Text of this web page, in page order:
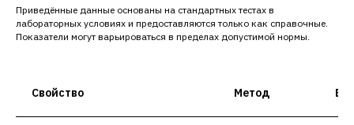
Приведённые данные основаны на стандартных тестах в
лабораторных условиях и предоставляются только как справочные.
Показатели могут варьироваться в пределах допустимой нормы.
Свойство Метод